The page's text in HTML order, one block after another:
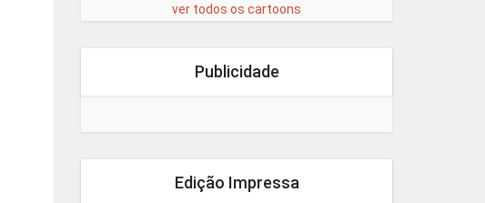
ver todos os cartoons
Publicidade
Edição Impressa